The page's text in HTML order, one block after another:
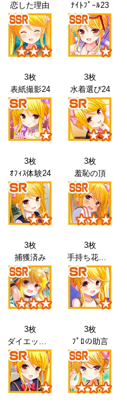
恋した理由
ﾅｲﾄﾌﾟｰﾙ23
3枚
表紙撮影24
3枚
水着選び24
3枚
ｵﾌｨｽ体験24
3枚
羞恥の頂
3枚
捕獲済み
3枚
手持ち花火25
3枚
ダイエット26
3枚
ﾌﾟﾛの助言